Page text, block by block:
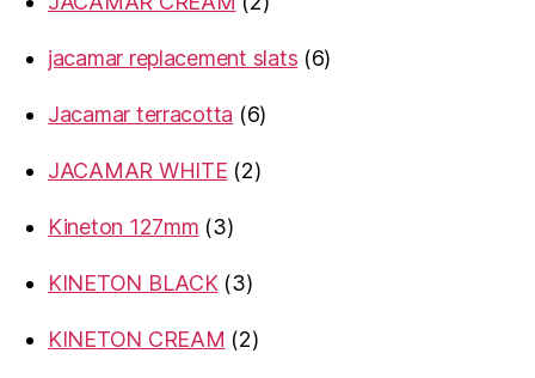
jacamar replacement slats
66
Jacamar terracotta
66
JACAMAR WHITE
22
Kineton 127mm
33
KINETON BLACK 33
KINETON CREAM
22